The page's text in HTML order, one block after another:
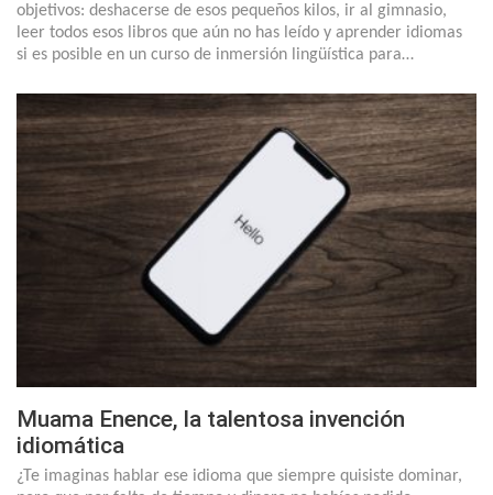
objetivos: deshacerse de esos pequeños kilos, ir al gimnasio,
leer todos esos libros que aún no has leído y aprender idiomas
si es posible en un curso de inmersión lingüística para…
Muama Enence, la talentosa invención
idiomática
¿Te imaginas hablar ese idioma que siempre quisiste dominar,